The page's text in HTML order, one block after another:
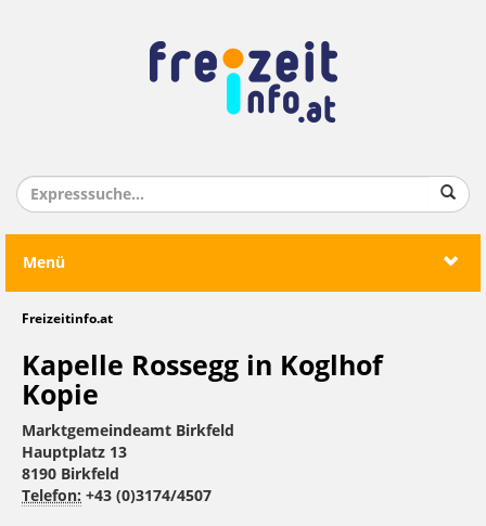
Menü
Freizeitinfo.at
Kapelle Rossegg in Koglhof
Kopie
Marktgemeindeamt Birkfeld
Hauptplatz 13
8190 Birkfeld
Telefon: +43 (0)3174/4507